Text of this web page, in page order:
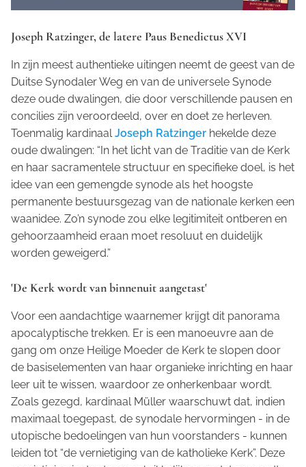
Joseph Ratzinger, de latere Paus Benedictus XVI
In zijn meest authentieke uitingen neemt de geest van de
Duitse Synodaler Weg en van de universele Synode
deze oude dwalingen, die door verschillende pausen en
concilies zijn veroordeeld, over en doet ze herleven.
Toenmalig kardinaalJoseph Ratzinger hekelde deze
oude dwalingen: “In het licht van de Traditie van de Kerk
en haar sacramentele structuur en specifieke doel, is het
idee van een gemengde synode als het hoogste
permanente bestuursgezag van de nationale kerken een
waanidee. Zo’n synode zou elke legitimiteit ontberen en
gehoorzaamheid eraan moet resoluut en duidelijk
worden geweigerd.”
'De Kerk wordt van binnenuit aangetast'
Voor een aandachtige waarnemer krijgt dit panorama
apocalyptische trekken. Er is een manoeuvre aan de
gang om onze Heilige Moeder de Kerk te slopen door
de basiselementen van haar organieke inrichting en haar
leer uit te wissen, waardoor ze onherkenbaar wordt.
Zoals gezegd, kardinaal Müller waarschuwt dat, indien
maximaal toegepast, de synodale hervormingen - in de
utopische bedoelingen van hun voorstanders - kunnen
leiden tot “de vernietiging van de katholieke Kerk”. Deze